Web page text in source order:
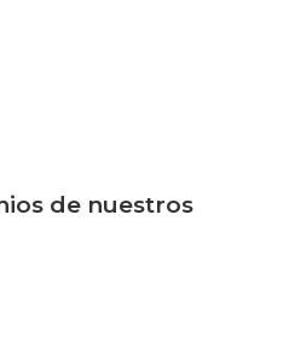
de nuestros